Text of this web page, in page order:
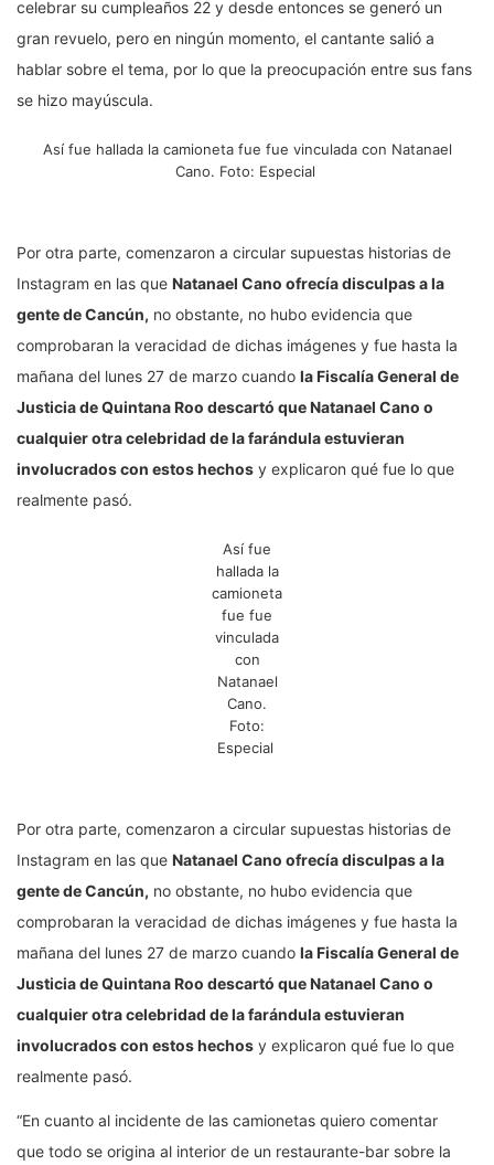
celebrar su cumpleaños 22 y desde entonces se generó un
gran revuelo, pero en ningún momento, el cantante salió a
hablar sobre el tema, por lo que la preocupación entre sus fans
se hizo mayúscula.
Así fue hallada la camioneta fue fue vinculada con Natanael
Cano. Foto: Especial
Por otra parte, comenzaron a circular supuestas historias de
Instagram en las que Natanael Cano ofrecía disculpas a la
gente de Cancún, no obstante, no hubo evidencia que
comprobaran la veracidad de dichas imágenes y fue hasta la
mañana del lunes 27 de marzo cuando la Fiscalía General de
Justicia de Quintana Roo descartó que Natanael Cano o
cualquier otra celebridad de la farándula estuvieran
involucrados con estos hechos y explicaron qué fue lo que
realmente pasó.
Así fue
hallada la
camioneta
fue fue
vinculada
con
Natanael
Cano.
Foto:
Especial
Por otra parte, comenzaron a circular supuestas historias de
Instagram en las que Natanael Cano ofrecía disculpas a la
gente de Cancún, no obstante, no hubo evidencia que
comprobaran la veracidad de dichas imágenes y fue hasta la
mañana del lunes 27 de marzo cuando la Fiscalía General de
Justicia de Quintana Roo descartó que Natanael Cano o
cualquier otra celebridad de la farándula estuvieran
involucrados con estos hechos y explicaron qué fue lo que
realmente pasó.
“En cuanto al incidente de las camionetas quiero comentar
que todo se origina al interior de un restaurante-bar sobre la